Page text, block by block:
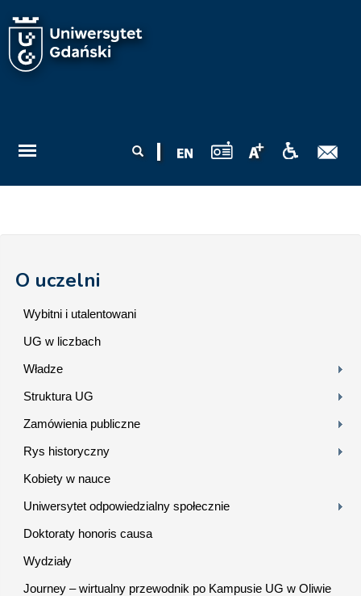
wyszukiwania
O uczelni
Wybitni i utalentowani
UG w liczbach
Władze
Struktura UG
Zamówienia publiczne
Rys historyczny
Kobiety w nauce
Uniwersytet odpowiedzialny społecznie
Doktoraty honoris causa
Wydziały
Journey – wirtualny przewodnik po Kampusie UG w Oliwie